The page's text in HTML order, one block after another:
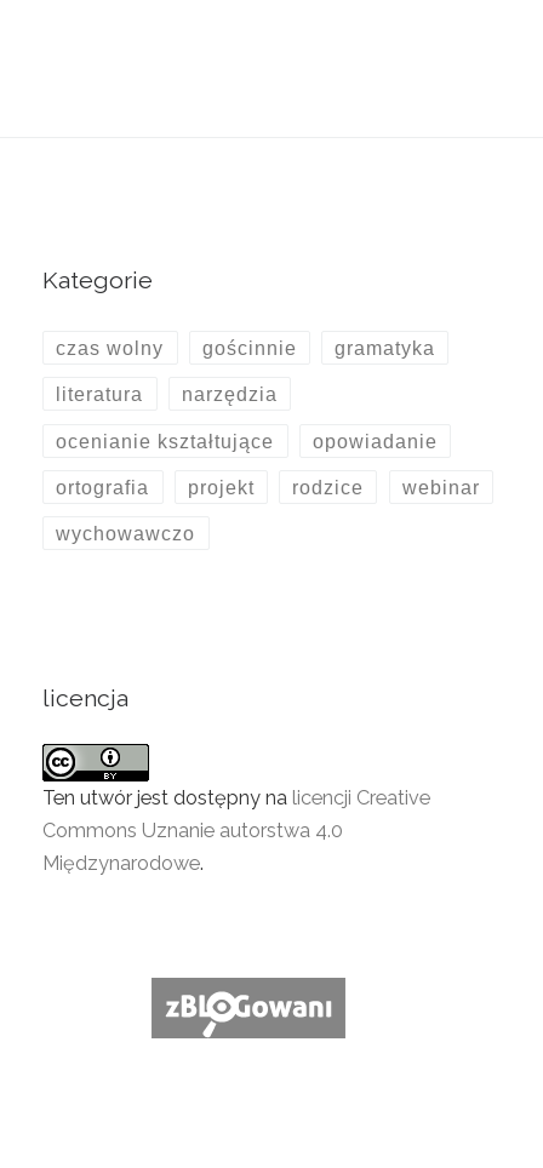
Kategorie
czas wolny gościnnie gramatyka
literatura narzędzia
ocenianie kształtujące opowiadanie
ortografia projekt rodzice webinar
wychowawczo
licencja
Ten utwór jest dostępny na licencji Creative
Commons Uznanie autorstwa 4.0
Międzynarodowe.